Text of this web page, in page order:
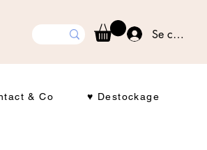
Se connecter
& Co ♥ Destockage